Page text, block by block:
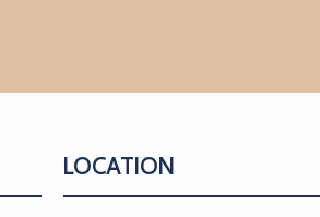
LOCATION